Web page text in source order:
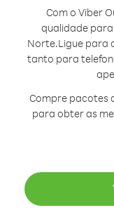
Com o Viber
qualidade
Norte.Ligue para
tanto para
Compre pacotes
para obter as